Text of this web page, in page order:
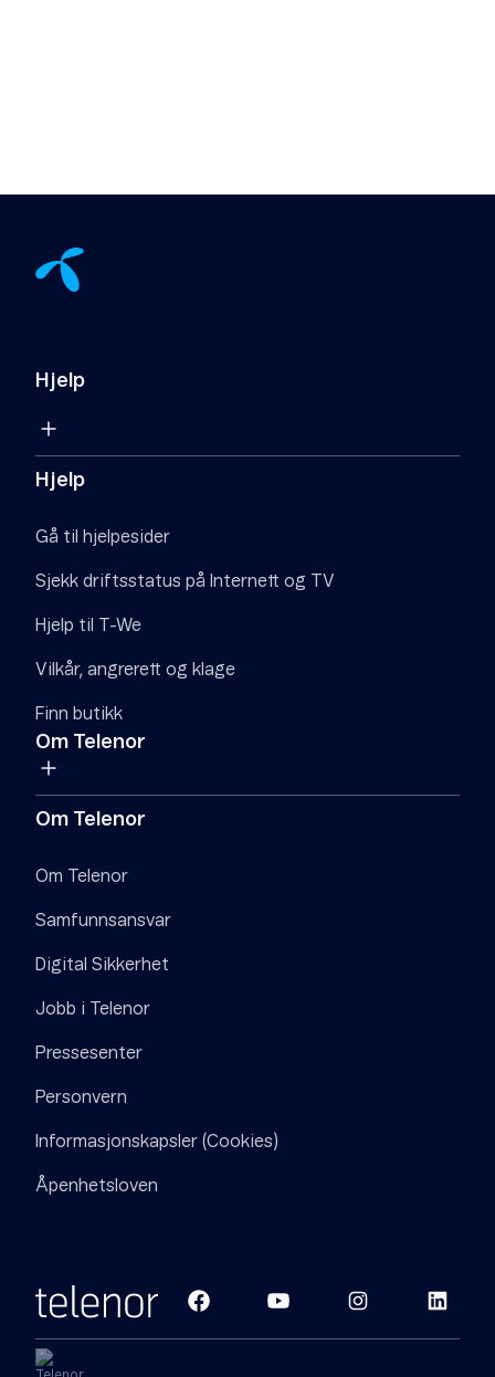
Hjelp
Hjelp
Gå til hjelpesider
Sjekk driftsstatus på Internett og TV
Hjelp til T-We
Vilkår, angrerett og klage
Finn butikk
Om Telenor
Om Telenor
Om Telenor
Samfunnsansvar
Digital Sikkerhet
Jobb i Telenor
Pressesenter
Personvern
Informasjonskapsler (Cookies)
Åpenhetsloven